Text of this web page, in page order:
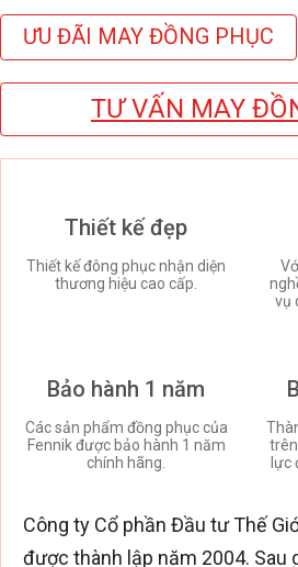
ƯU ĐÃI MAY ĐỒNG PHỤC
TƯ VẤN MAY
Thiết kế đẹp
Thiết kế đông phục nhận diện
thương hiệu cao cấp.
vụ
Bảo hành 1 năm
Các sản phẩm đồng phục của
Fennik được bảo hành 1 năm
chính hãng.
lực
Công ty Cổ phần Đầu tư Thế
được thành lập năm 2004. Sau